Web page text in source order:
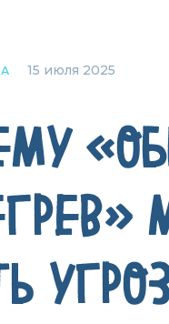
15 июля 2025